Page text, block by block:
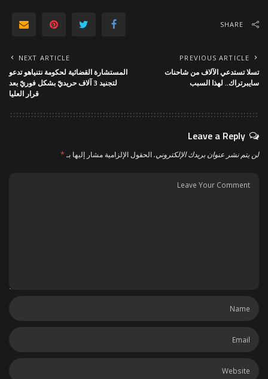
SHARE
PREVIOUS ARTICLE
تسلا تستدعي الآلاف من شاحنات
سايبرتراك.. لهذا السبب
NEXT ARTICLE
المستشارة القضائية لحكومة نتنياهو تدعو
لتجنيد 3 آلاف حريديّ بشكل فوريّ بعد
قرار العليا
Leave a Reply
لن يتم نشر عنوان بريدك الإلكتروني.الحقول الإلزامية مشار إليها بـ*